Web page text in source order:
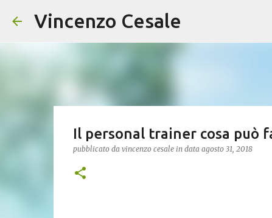
Vincenzo Cesale
Il personal trainer cosa può
pubblicato da vincenzo cesale in data agosto 31, 2018